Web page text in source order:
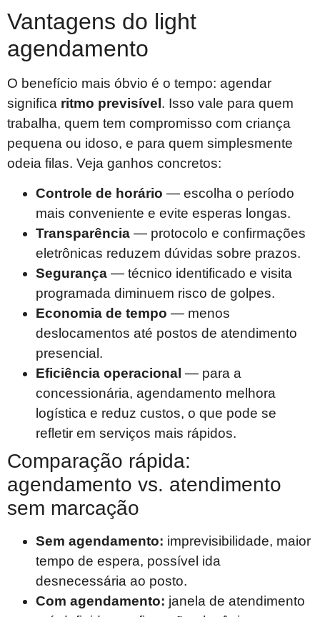
Vantagens do light
agendamento
O benefício mais óbvio é o tempo: agendar
significa ritmo previsível . Isso vale para quem
trabalha, quem tem compromisso com criança
pequena ou idoso, e para quem simplesmente
odeia filas. Veja ganhos concretos:
Controle de horário — escolha o período
mais conveniente e evite esperas longas.
Transparência — protocolo e confirmações
eletrônicas reduzem dúvidas sobre prazos.
Segurança — técnico identificado e visita
programada diminuem risco de golpes.
Economia de tempo — menos
deslocamentos até postos de atendimento
presencial.
Eficiência operacional — para a
concessionária, agendamento melhora
logística e reduz custos, o que pode se
refletir em serviços mais rápidos.
Comparação rápida:
agendamento vs. atendimento
sem marcação
Sem agendamento: imprevisibilidade, maior
tempo de espera, possível ida
desnecessária ao posto.
Com agendamento: janela de atendimento